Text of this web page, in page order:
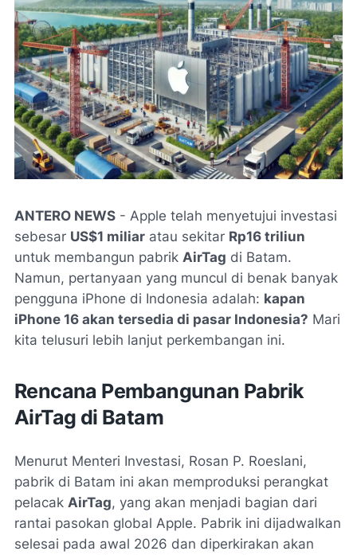
ANTERO NEWS - Apple telah menyetujui investasi
sebesar US$1 miliar atau sekitar Rp16 triliun
untuk membangun pabrik AirTag di Batam.
Namun, pertanyaan yang muncul di benak banyak
pengguna iPhone di Indonesia adalah: kapan
iPhone 16 akan tersedia di pasar Indonesia? Mari
kita telusuri lebih lanjut perkembangan ini.
Rencana Pembangunan Pabrik
AirTag di Batam
Menurut Menteri Investasi, Rosan P. Roeslani,
pabrik di Batam ini akan memproduksi perangkat
pelacak AirTag, yang akan menjadi bagian dari
rantai pasokan global Apple. Pabrik ini dijadwalkan
selesai pada awal 2026 dan diperkirakan akan